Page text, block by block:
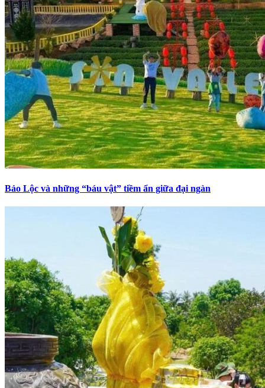
Bảo Lộc và những “báu vật” tiềm ẩn giữa đại ngàn